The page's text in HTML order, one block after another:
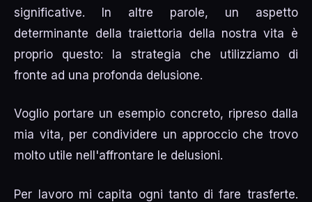
significative. In altre parole, un aspetto
determinante della traiettoria della nostra vita è
proprio questo: la strategia che utilizziamo di
fronte ad una profonda delusione.
Voglio portare un esempio concreto, ripreso dalla
mia vita, per condividere un approccio che trovo
molto utile nell'affrontare le delusioni.
Per lavoro mi capita ogni tanto di fare trasferte.